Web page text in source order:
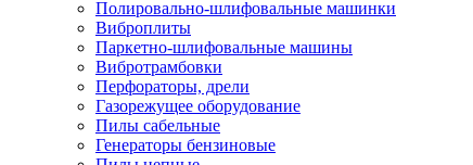
Полировально-шлифовальные машинки
Виброплиты
Паркетно-шлифовальные машины
Вибротрамбовки
Перфораторы, дрели
Газорежущее оборудование
Пилы сабельные
Генераторы бензиновые